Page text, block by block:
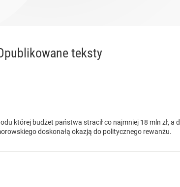
teksty
której budżet państwa stracił co najmniej 18 mln zł, a
doskonałą okazją do politycznego rewanżu.